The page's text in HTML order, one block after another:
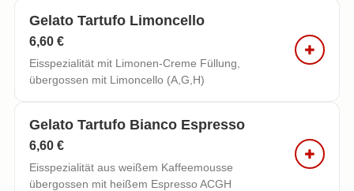
Gelato Tartufo Limoncello
6,60 €
Eisspezialität mit Limonen-Creme Füllung,
übergossen mit Limoncello (A,G,H)
Gelato Tartufo Bianco Espresso
6,60 €
Eisspezialität aus weißem Kaffeemousse
übergossen mit heißem Espresso ACGH